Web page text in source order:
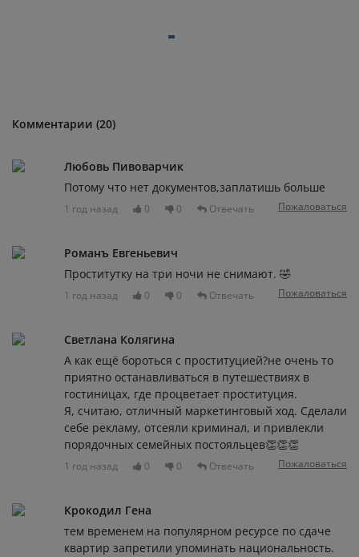
Комментарии (20)
Любовь Пивоварчик
Потому что нет документов,заплатишь больше
1 год назад 0 0 Отвечать Пожаловаться
Романъ Евгеньевич
Проститутку на три ночи не снимают. 🤣
1 год назад 0 0 Отвечать Пожаловаться
Светлана Колягина
А как ещё бороться с проституцией?не очень то
приятно останавливаться в путешествиях в
гостиницах, где процветает проституция.
Я, считаю, отличный маркетинговый ход. Сделали
себе рекламу, отсеяли криминал, и привлекли
порядочных семейных постояльцев👏👏👏
1 год назад 0 0 Отвечать Пожаловаться
Крокодил Гена
тем временем на популярном ресурсе по сдаче
квартир запретили упоминать национальность.